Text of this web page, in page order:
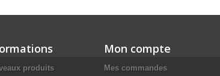
produits
Mon compte
Mes commandes